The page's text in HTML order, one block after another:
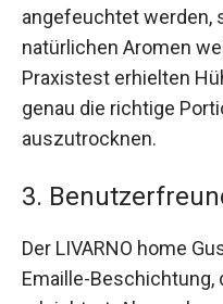
angefeuchtet werden,
natürlichen Aromen
Praxistest erhielten
genau die richtige
auszutrocknen.
3.
Der LIVARNO home
Emaille-Beschichtung,